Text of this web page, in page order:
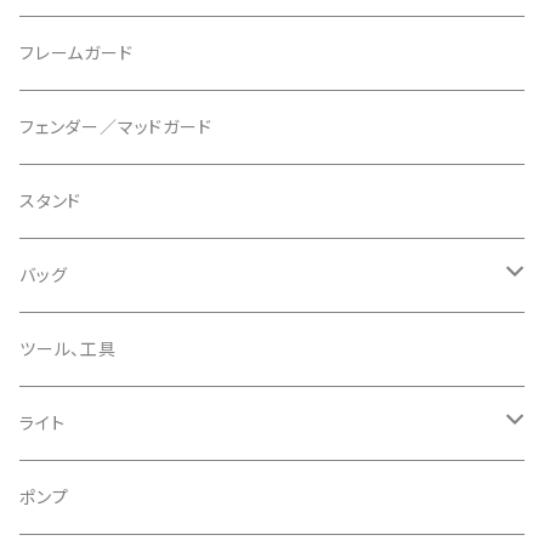
CAMELBAK/キャメルバッグ
CERAMIC SPEED/セラミックスピード
CHRIS KING/クリスキング
CHROMAG/クロマグ
CHROME/クローム
CONTINENTAL/コンチネンタル
CRANE/クレーン
ベル
ボトムブラケット
リアディレーラー
チェーン
〜26"
タイヤインサート
リムテープ
チューブレスバルブ/ バルブキャップ
シーラント
フレームガード
フェンダー／マッドガード
スタンド
バッグ
サドルバッグ
サコッシュ
バックパック
ツール、工具
ライト
フロントライト
ポンプ